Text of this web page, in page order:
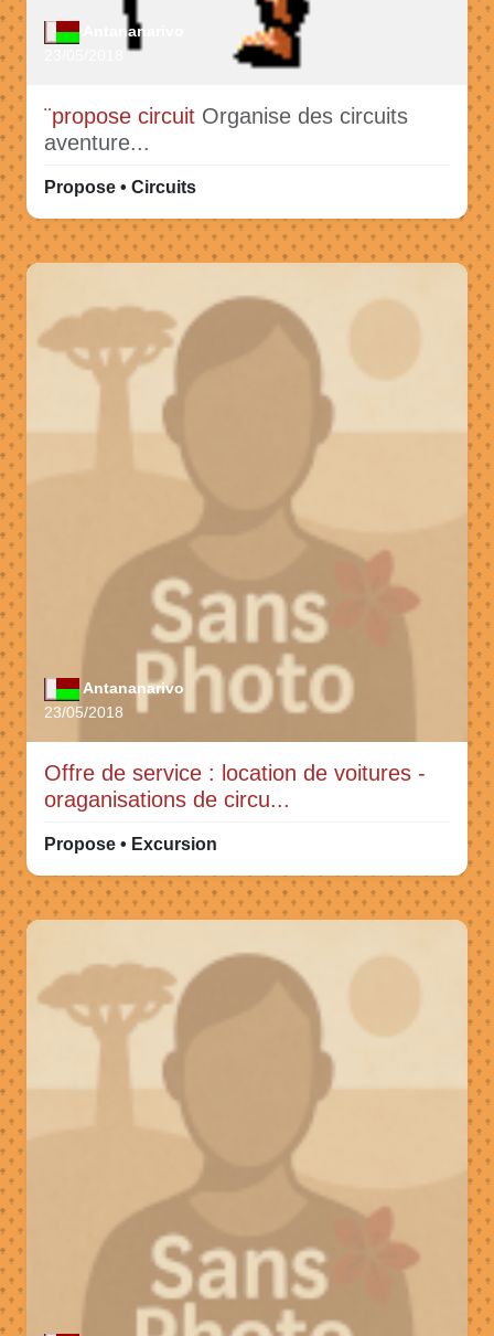
Antananarivo
¨propose circuit Organise des circuits
aventure...
Propose • Circuits
Antananarivo
23/05/2018
Offre de service : location de voitures -
oraganisations de circu...
Propose • Excursion